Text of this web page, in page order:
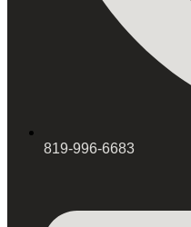
819-996-6683